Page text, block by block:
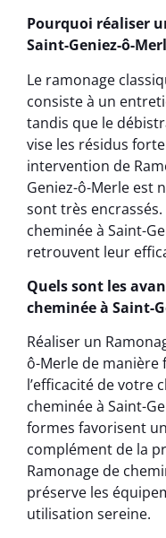
Pourquoi réaliser
Saint-Geniez-ô-
Le ramonage
consiste à un
tandis que le
vise les résidus
intervention de
Geniez-ô-Merle est
sont très
cheminée à Saint-
retrouvent leur
Quels sont les
cheminée à Saint-
Réaliser un
ô-Merle de
l’efficacité de votre
cheminée à Saint-
formes favorisent
complément de la
Ramonage de
préserve les
utilisation sereine.